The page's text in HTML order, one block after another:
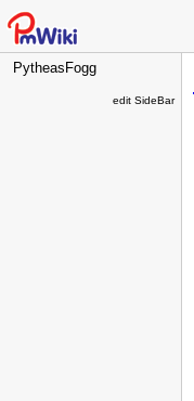
PytheasFogg
edit SideBar